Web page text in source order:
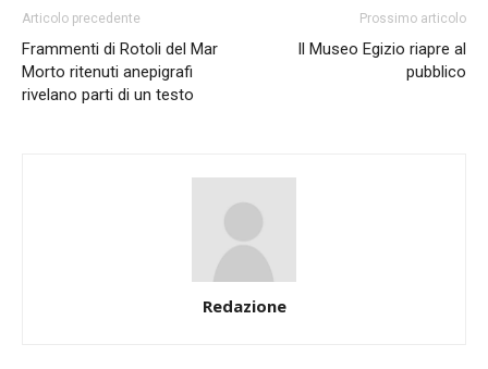
Articolo precedente
Frammenti di Rotoli del Mar
Morto ritenuti anepigrafi
rivelano parti di un testo
Prossimo articolo
Il Museo Egizio riapre al
pubblico
Redazione